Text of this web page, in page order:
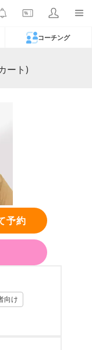
コーチング
ート)
予約
向け